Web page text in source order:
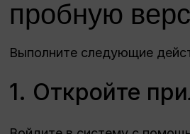
пробную
Выполните следующие
1. Откройте